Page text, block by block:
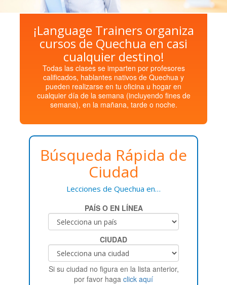
¡Language Trainers organiza
cursos de Quechua en casi
cualquier destino!
Todas las clases se imparten por profesores
calificados, hablantes nativos de Quechua y
pueden realizarse en tu oficina u hogar en
cualquier día de la semana (incluyendo fines de
semana), en la mañana, tarde o noche.
Búsqueda Rápida de
Ciudad
Lecciones de Quechua en…
PAÍS O EN LÍNEA
CIUDAD
Si su ciudad no figura en la lista anterior,
por favor haga click aquí